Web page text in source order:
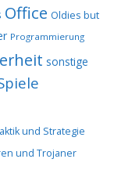
Office Oldies but
Programmierung
sonstige
und Strategie
und Trojaner